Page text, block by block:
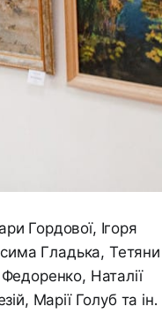
Гордової, Ігоря
Гладька, Тетяни
Наталії
Марії Голуб та ін.